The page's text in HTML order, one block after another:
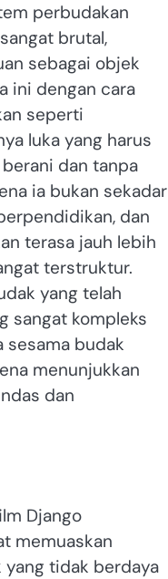
perbudakan
brutal,
sebagai objek
ini dengan cara
seperti
luka yang harus
dan tanpa
ia bukan sekadar
dan
terasa jauh lebih
terstruktur.
yang telah
sangat kompleks
sesama budak
menunjukkan
dan
Django
memuaskan
yang tidak berdaya